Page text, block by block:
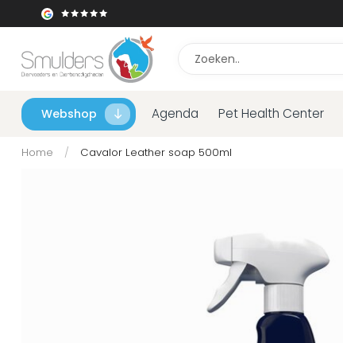
Webshop Agenda Pet Health Center
Home / Cavalor Leather soap 500ml